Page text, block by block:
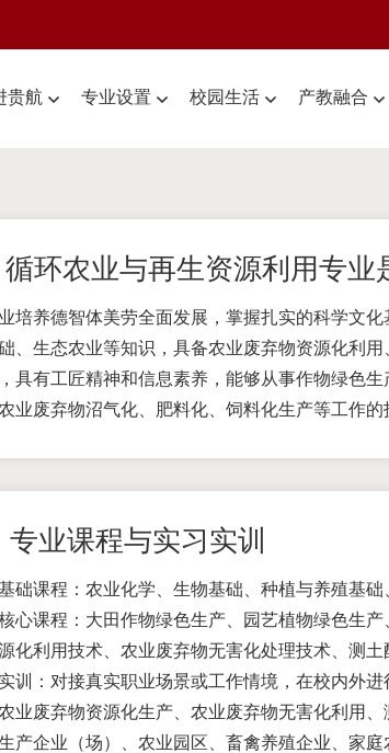
贵航 专业设置 校园生活 产教融合
循环农业与再生资源利用专业
培养德智体美劳全面发展，掌握扎实的科学文
、生态农业等知识，具备农业废弃物资源化利
具有工匠精神和信息素养，能够从事作物绿色
业废弃物沼气化、肥料化、饲料化生产等工作的
专业课程与实习实训
础课程：农业化学、生物基础、种植与养殖基础
心课程：大田作物绿色生产、园艺植物绿色生
化利用技术、农业废弃物无害化处理技术、测土
训：对接真实职业场景或工作情境，在校内外
业废弃物资源化生产、农业废弃物无害化利用
产企业（场）、农业园区、畜禽养殖企业、家庭